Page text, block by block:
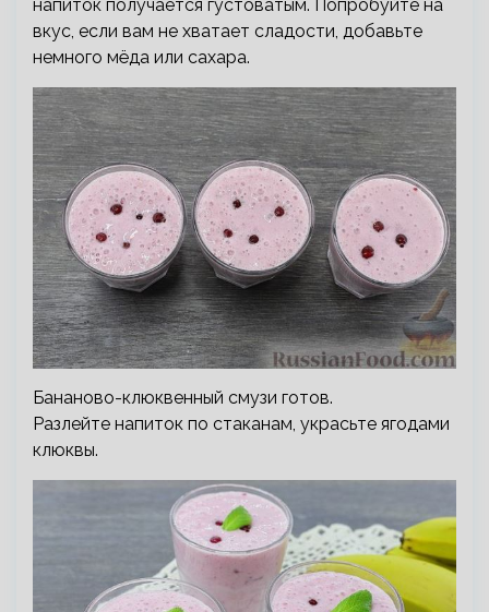
напиток получается густоватым. Попробуйте на
вкус, если вам не хватает сладости, добавьте
немного мёда или сахара.
Бананово-клюквенный смузи готов.
Разлейте напиток по стаканам, украсьте ягодами
клюквы.